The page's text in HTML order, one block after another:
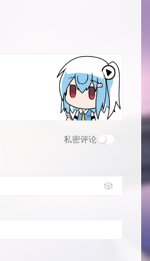
私密评论
🎲